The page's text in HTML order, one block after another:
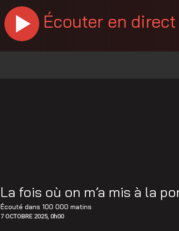
Écouter en direct
La fois où on m’a mis à la
Écouté dans100 000 matins
7 OCTOBRE 2025, 0h00